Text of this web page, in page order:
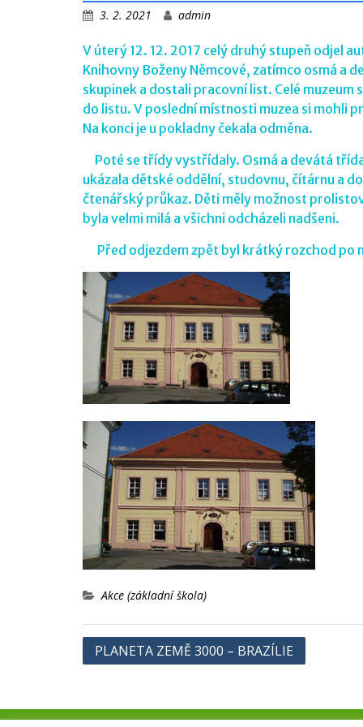
3. 2. 2021 admin
V úterý 12. 12. 2017 celý druhý stupeň odjel
Knihovny Boženy Němcové, zatímco osmá a
skupinek a dostali pracovní list. Celé
do listu. V poslední místnosti muzea si mohli
Na konci je u pokladny čekala odměna.
Poté se třídy vystřídaly. Osmá a devátá
ukázala dětské oddělní, studovnu, čítárnu a
čtenářský průkaz. Děti měly možnost
byla velmi milá a všichni odcházeli nadšeni.
Před odjezdem zpět byl krátký rozchod po
Akce (základní škola)
Navigace
PLANETA ZEMĚ 3000 – BRAZÍLIE